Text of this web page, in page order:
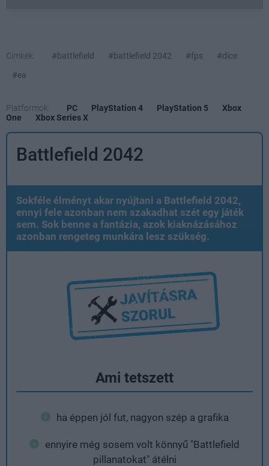
Címkék: #battlefield #battlefield 2042 #fps
#dice
#ea
Platformok: PC PlayStation 4 PlayStation 5
Xbox
One
Xbox Series X
Battlefield 2042
Sokféle élményt akar nyújtani a Battlefield 2042,
ennyi fele azonban nem szakadhat szét egy játék
sem. Sok benne a fantázia, azok kiaknázásához
azonban rengeteg munkára lesz szükség.
Ami tetszett
ha éppen jól fut, nagyon szép a grafika
ennyire még sosem volt könnyű "Battlefield
pillanatokat" átélni